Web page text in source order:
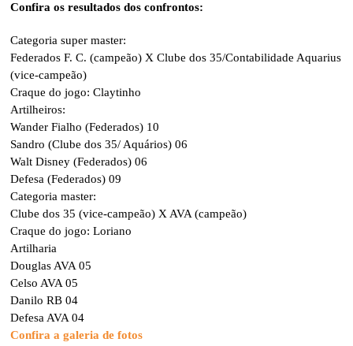
Confira os resultados dos confrontos:
Categoria super master:
Federados F. C. (campeão) X Clube dos 35/Contabilidade Aquarius
(vice-campeão)
Craque do jogo: Claytinho
Artilheiros:
Wander Fialho (Federados) 10
Sandro (Clube dos 35/ Aquários) 06
Walt Disney (Federados) 06
Defesa (Federados) 09
Categoria master:
Clube dos 35 (vice-campeão) X AVA (campeão)
Craque do jogo: Loriano
Artilharia
Douglas AVA 05
Celso AVA 05
Danilo RB 04
Defesa AVA 04
Confira a galeria de fotos